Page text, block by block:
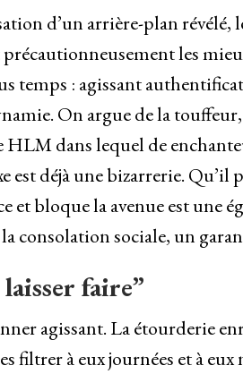
d’un arrière-plan révélé,
les
temps : agissant
On argue de la
dans lequel de
est déjà une bizarrerie.
et bloque la avenue est une
consolation sociale, un
faire”
agissant. La étourderie
filtrer à eux journées et à